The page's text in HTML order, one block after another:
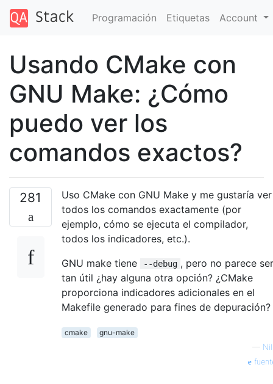
Programación Etiquetas Account
Usando CMake con
GNU Make: ¿Cómo
puedo ver los
comandos exactos?
281
Uso CMake con GNU Make y me gustaría ver
todos los comandos exactamente (por
ejemplo, cómo se ejecuta el compilador,
todos los indicadores, etc.).
GNU make tiene
--debug , pero no parece ser
tan útil ¿hay alguna otra opción? ¿CMake
proporciona indicadores adicionales en el
Makefile generado para fines de depuración?
cmake
gnu-make
—